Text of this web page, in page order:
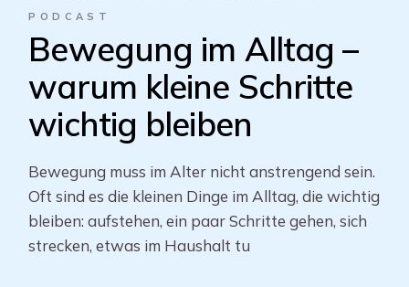
PODCAST
Bewegung im Alltag –
warum kleine Schritte
wichtig bleiben
Bewegung muss im Alter nicht anstrengend sein.
Oft sind es die kleinen Dinge im Alltag, die wichtig
bleiben: aufstehen, ein paar Schritte gehen, sich
strecken, etwas im Haushalt tu